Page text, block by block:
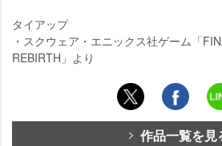
タイアップ
・スクウェア・エニックス社ゲーム「
REBIRTH」より
作品一覧を見